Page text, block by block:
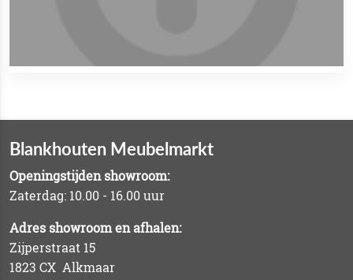
Blankhouten Meubelmarkt
Openingstijden showroom:
Zaterdag: 10.00 - 16.00 uur
Adres showroom en afhalen:
Zijperstraat 15
1823 CX Alkmaar